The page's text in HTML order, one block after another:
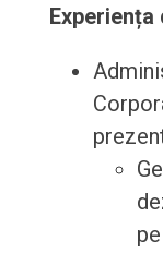
Experiența